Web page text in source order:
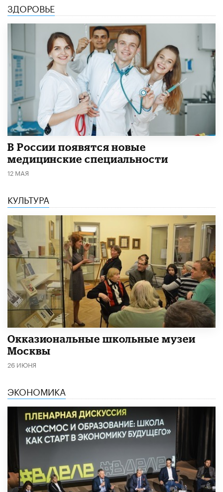
ЗДОРОВЬЕ
В России появятся новые
медицинские специальности
12 МАЯ
КУЛЬТУРА
​Окказиональные школьные музеи
Москвы
26 ИЮНЯ
ЭКОНОМИКА